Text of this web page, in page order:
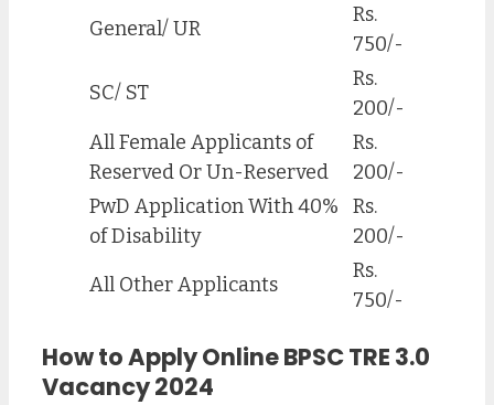
General/ UR
Rs.
750/-
SC/ ST
Rs.
200/-
All Female Applicants of
Reserved Or Un-Reserved
Rs.
200/-
PwD Application With 40%
of Disability
Rs.
200/-
All Other Applicants
Rs.
750/-
How to Apply Online BPSC TRE 3.0
Vacancy 2024